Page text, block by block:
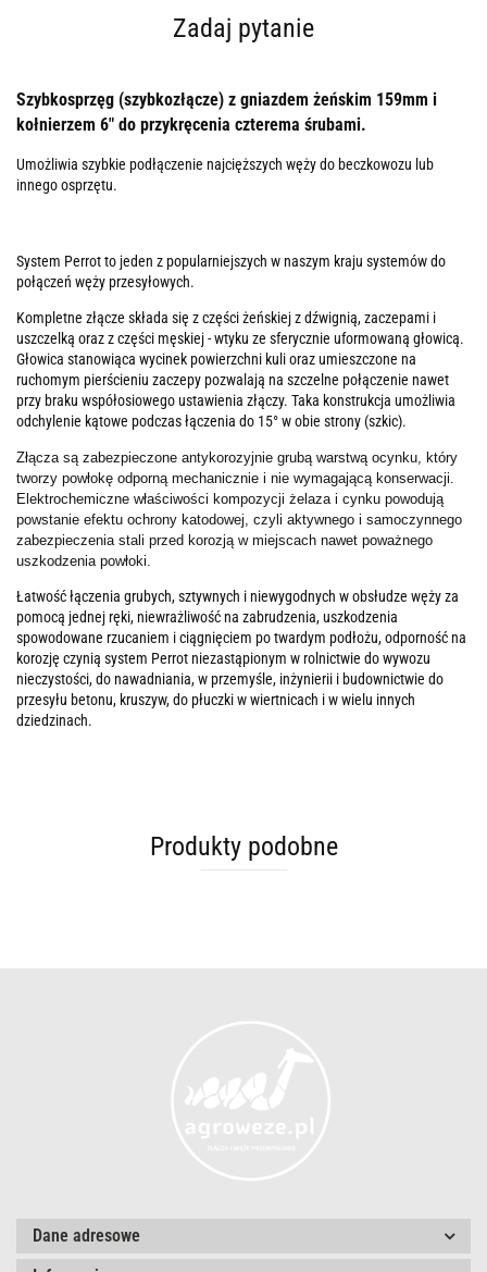
Zadaj pytanie
Szybkosprzęg (szybkozłącze) z gniazdem żeńskim 159mm i
kołnierzem 6" do przykręcenia czterema śrubami.
Umożliwia szybkie podłączenie najcięższych węży do beczkowozu lub
innego osprzętu.
System Perrot to jeden z popularniejszych w naszym kraju systemów do
połączeń węży przesyłowych.
Kompletne złącze składa się z części żeńskiej z dźwignią, zaczepami i
uszczelką oraz z części męskiej - wtyku ze sferycznie uformowaną głowicą.
Głowica stanowiąca wycinek powierzchni kuli oraz umieszczone na
ruchomym pierścieniu zaczepy pozwalają na szczelne połączenie nawet
przy braku współosiowego ustawienia złączy. Taka konstrukcja umożliwia
odchylenie kątowe podczas łączenia do 15° w obie strony (szkic).
Złącza są zabezpieczone antykorozyjnie grubą warstwą ocynku, który
tworzy powłokę odporną mechanicznie i nie wymagającą konserwacji.
Elektrochemiczne właściwości kompozycji żelaza i cynku powodują
powstanie efektu ochrony katodowej, czyli aktywnego i samoczynnego
zabezpieczenia stali przed korozją w miejscach nawet poważnego
uszkodzenia powłoki.
Łatwość łączenia grubych, sztywnych i niewygodnych w obsłudze węży za
pomocą jednej ręki, niewrażliwość na zabrudzenia, uszkodzenia
spowodowane rzucaniem i ciągnięciem po twardym podłożu, odporność na
korozję czynią system Perrot niezastąpionym w rolnictwie do wywozu
nieczystości, do nawadniania, w przemyśle, inżynierii i budownictwie do
przesyłu betonu, kruszyw, do płuczki w wiertnicach i w wielu innych
dziedzinach.
Produkty podobne
Dane adresowe